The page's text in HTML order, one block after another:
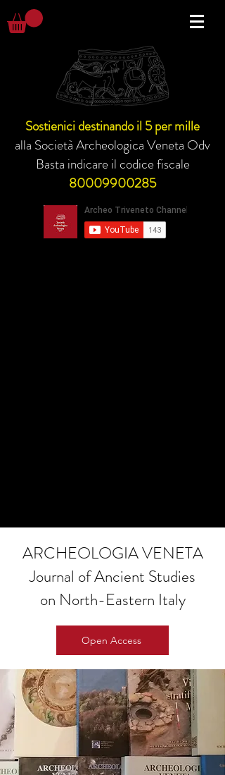
Sostienici destinando il 5 per mille
alla Società Archeologica Veneta Odv
Basta indicare il codice fiscale
80009900285
ARCHEOLOGIA VENETA
Journal of Ancient Studies
on North-Eastern Italy
Open Access